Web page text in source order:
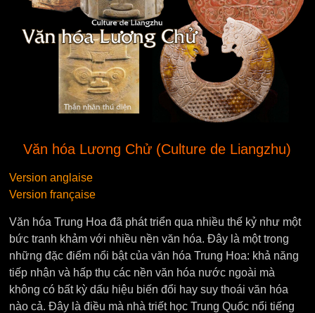
Văn hóa Lương Chử (Culture de Liangzhu)
Version anglaise
Version française
Văn hóa Trung Hoa đã phát triển qua nhiều thế kỷ như một
bức tranh khảm với nhiều nền văn hóa. Đây là một trong
những đặc điểm nổi bật của văn hóa Trung Hoa: khả năng
tiếp nhận và hấp thụ các nền văn hóa nước ngoài mà
không có bất kỳ dấu hiệu biến đổi hay suy thoái văn hóa
nào cả. Đây là điều mà nhà triết học Trung Quốc nổi tiếng